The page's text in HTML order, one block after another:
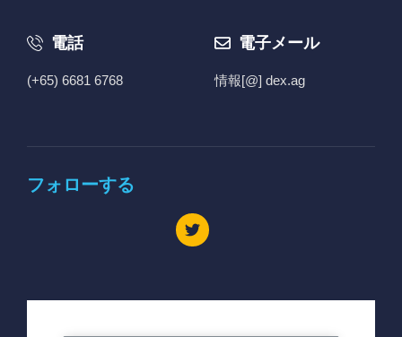
電話
(+65) 6681 6768
電子メール
情報[@] dex.ag
フォローする